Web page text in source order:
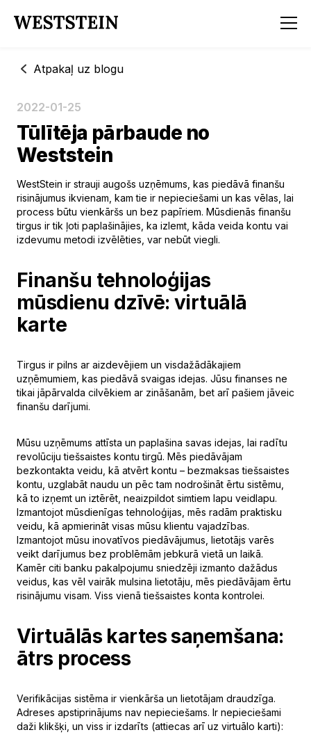
Atpakaļ uz blogu
2022-01-25
Tūlītēja pārbaude no
Weststein
WestStein ir strauji augošs uzņēmums, kas piedāvā finanšu
risinājumus ikvienam, kam tie ir nepieciešami un kas vēlas, lai
process būtu vienkāršs un bez papīriem. Mūsdienās finanšu
tirgus ir tik ļoti paplašinājies, ka izlemt, kāda veida kontu vai
izdevumu metodi izvēlēties, var nebūt viegli.
Finanšu tehnoloģijas
mūsdienu dzīvē: virtuālā
karte
Tirgus ir pilns ar aizdevējiem un visdažādākajiem
uzņēmumiem, kas piedāvā svaigas idejas. Jūsu finanses ne
tikai jāpārvalda cilvēkiem ar zināšanām, bet arī pašiem jāveic
finanšu darījumi.
Mūsu uzņēmums attīsta un paplašina savas idejas, lai radītu
revolūciju tiešsaistes kontu tirgū. Mēs piedāvājam
bezkontakta veidu, kā atvērt kontu – bezmaksas tiešsaistes
kontu , uzglabāt naudu un pēc tam nodrošināt ērtu sistēmu,
kā to izņemt un iztērēt, neaizpildot simtiem lapu veidlapu.
Izmantojot mūsdienīgas tehnoloģijas, mēs radām praktisku
veidu, kā apmierināt visas mūsu klientu vajadzības.
Izmantojot mūsu inovatīvos piedāvājumus, lietotājs varēs
veikt darījumus bez problēmām jebkurā vietā un laikā.
Kamēr citi banku pakalpojumu sniedzēji izmanto dažādus
veidus, kas vēl vairāk mulsina lietotāju, mēs piedāvājam ērtu
risinājumu visam. Viss vienā tiešsaistes konta kontrolei.
Virtuālās kartes saņemšana:
ātrs process
Verifikācijas sistēma ir vienkārša un lietotājam draudzīga.
Adreses apstiprinājums nav nepieciešams. Ir nepieciešami
daži klikšķi, un viss ir izdarīts (attiecas arī uz virtuālo karti):